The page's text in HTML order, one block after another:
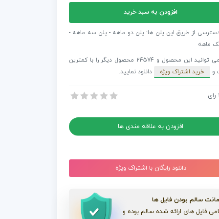
افزودن به سبد خرید
از طریق این پلن ها: پلن دو ماهه - پلن سه ماهه -
ماهه
شما می توانید این محصول و 24574 محصول دیگر را با کمترین
و
خرید اشتراک ویژه دانلود نمایید.
افترافکت اوپنر مد شهری مد روز 1 رای
افزودن به علاقه مندی ها
دانلود رایگان با اشتراک ویژه
سالم بودن فایل ها
فایل های ارائه شده سالم بوده و